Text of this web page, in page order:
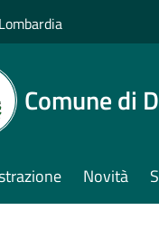
Comune di
Novità